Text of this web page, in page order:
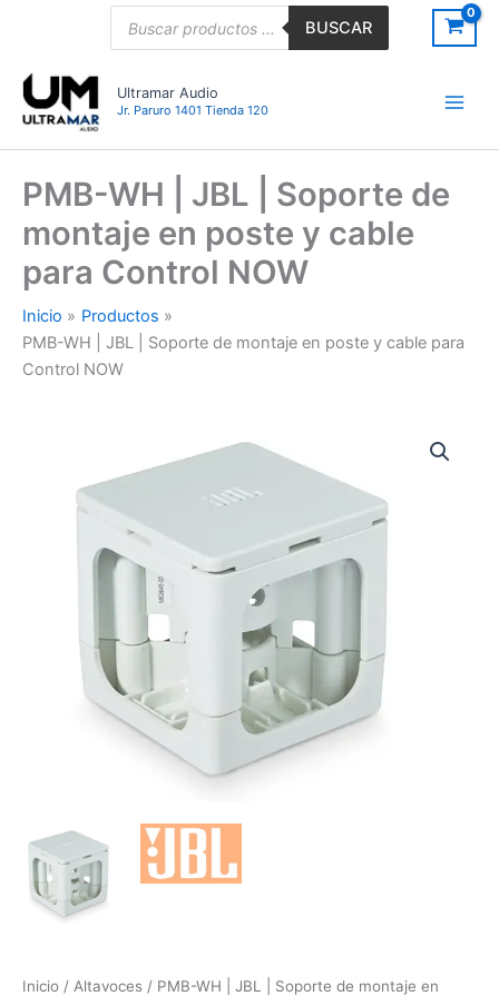
BUSCAR
Ultramar Audio
Jr. Paruro 1401 Tienda 120
PMB-WH | JBL | Soporte de
montaje en poste y cable
para Control NOW
Inicio
Productos
PMB-WH | JBL | Soporte de montaje en poste y cable para
Control NOW
Inicio / Altavoces / PMB-WH | JBL | Soporte de montaje en